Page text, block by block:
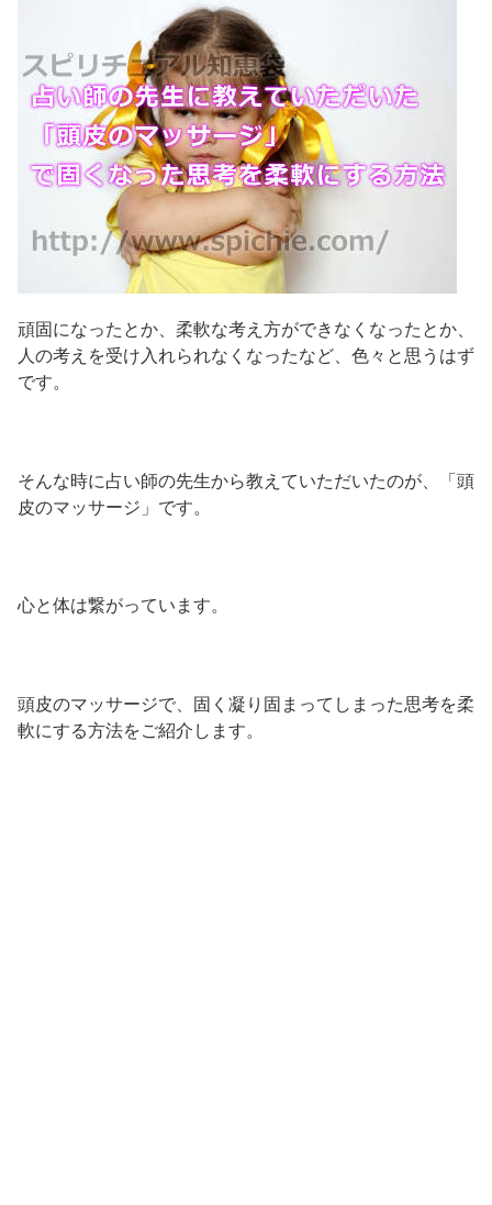
頑固になったとか、柔軟な考え方ができなくなったとか、
人の考えを受け入れられなくなったなど、色々と思うはず
です。
そんな時に占い師の先生から教えていただいたのが、「頭
皮のマッサージ」です。
心と体は繋がっています。
頭皮のマッサージで、固く凝り固まってしまった思考を柔
軟にする方法をご紹介します。